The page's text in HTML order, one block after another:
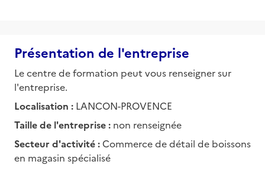
Présentation de l'entreprise
Le centre de formation peut vous renseigner sur
l'entreprise.
Localisation : LANCON-PROVENCE
Taille de l'entreprise : non renseignée
Secteur d'activité : Commerce de détail de boissons
en magasin spécialisé